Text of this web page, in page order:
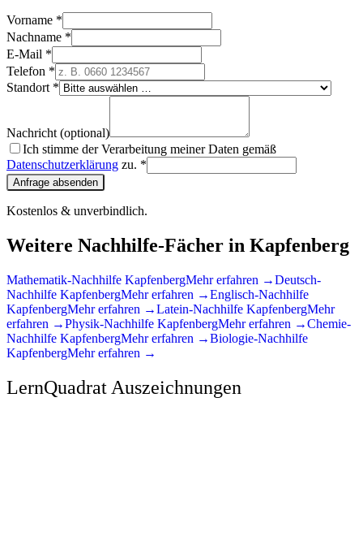
Vorname *
Nachname *
E-Mail *
Telefon *
Standort *
Nachricht (optional)
Ich stimme der Verarbeitung meiner Daten gemäß
Datenschutzerklärung zu. *
Anfrage absenden
Kostenlos & unverbindlich.
Weitere Nachhilfe-Fächer in Kapfenberg
Mathematik-Nachhilfe KapfenbergMehr erfahren →Deutsch-
Nachhilfe KapfenbergMehr erfahren →Englisch-Nachhilfe
KapfenbergMehr erfahren →Latein-Nachhilfe KapfenbergMehr
erfahren →Physik-Nachhilfe KapfenbergMehr erfahren →Chemie-
Nachhilfe KapfenbergMehr erfahren →Biologie-Nachhilfe
KapfenbergMehr erfahren →
LernQuadrat Auszeichnungen